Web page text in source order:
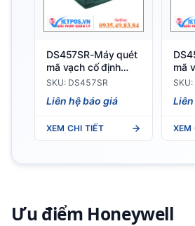
DS457SR-Máy quét
mã vạch cố định
Zebra
SKU: DS457SR
Liên hệ báo giá
XEM CHI TIẾT
mã
XEM
Ưu điểm Honeywell